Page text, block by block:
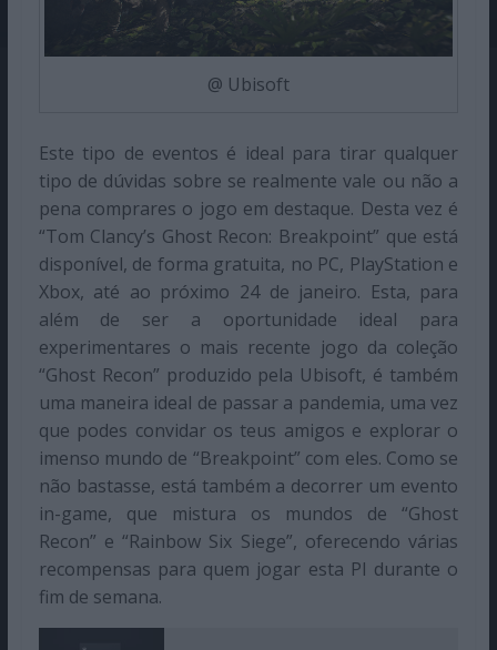
@ Ubisoft
Este tipo de eventos é ideal para tirar qualquer
tipo de dúvidas sobre se realmente vale ou não a
pena comprares o jogo em destaque. Desta vez é
“Tom Clancy’s Ghost Recon: Breakpoint” que está
disponível, de forma gratuita, no PC, PlayStation e
Xbox, até ao próximo 24 de janeiro. Esta, para
além de ser a oportunidade ideal para
experimentares o mais recente jogo da coleção
“Ghost Recon” produzido pela Ubisoft, é também
uma maneira ideal de passar a pandemia, uma vez
que podes convidar os teus amigos e explorar o
imenso mundo de “Breakpoint” com eles. Como se
não bastasse, está também a decorrer um evento
in-game, que mistura os mundos de “Ghost
Recon” e “Rainbow Six Siege”, oferecendo várias
recompensas para quem jogar esta PI durante o
fim de semana.